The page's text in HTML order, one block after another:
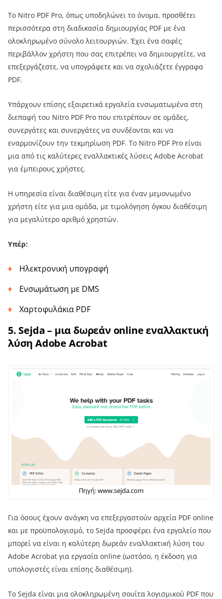
Το Nitro PDF Pro, όπως υποδηλώνει το όνομα, προσθέτει
περισσότερα στη διαδικασία δημιουργίας PDF με ένα
ολοκληρωμένο σύνολο λειτουργιών. Έχει ένα σαφές
περιβάλλον χρήστη που σας επιτρέπει να δημιουργείτε, να
επεξεργάζεστε, να υπογράφετε και να σχολιάζετε έγγραφα
PDF.
Υπάρχουν επίσης εξαιρετικά εργαλεία ενσωματωμένα στη
διεπαφή του Nitro PDF Pro που επιτρέπουν σε ομάδες,
συνεργάτες και συνεργάτες να συνδέονται και να
εναρμονίζουν την τεκμηρίωση PDF. Το Nitro PDF Pro είναι
μια από τις καλύτερες εναλλακτικές λύσεις Adobe Acrobat
για έμπειρους χρήστες.
Η υπηρεσία είναι διαθέσιμη είτε για έναν μεμονωμένο
χρήστη είτε για μια ομάδα, με τιμολόγηση όγκου διαθέσιμη
για μεγαλύτερο αριθμό χρηστών.
Υπέρ:
Ηλεκτρονική υπογραφή
Ενσωμάτωση με DMS
Χαρτοφυλάκια PDF
5. Sejda – μια δωρεάν online εναλλακτική
λύση Adobe Acrobat
Πηγή: www.sejda.com
Για όσους έχουν ανάγκη να επεξεργαστούν αρχεία PDF online
και με προϋπολογισμό, το Sejda προσφέρει ένα εργαλείο που
μπορεί να είναι η καλύτερη δωρεάν εναλλακτική λύση του
Adobe Acrobat για εργασία online (ωστόσο, η έκδοση για
υπολογιστές είναι επίσης διαθέσιμη).
Το Sejda είναι μια ολοκληρωμένη σουίτα λογισμικού PDF που